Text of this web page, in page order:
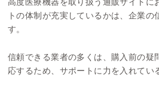
トの体制が充実しているかは、企業の
す。
信頼できる業者の多くは、購入前の疑
応するため、サポートに力を入れてい